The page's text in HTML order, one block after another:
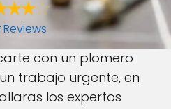
Reviews
con un plomero
trabajo urgente, en
los expertos